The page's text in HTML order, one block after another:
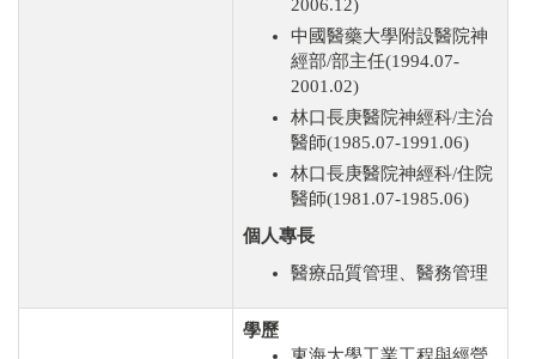
2006.12)
中國醫藥大學附設醫院神
經部/部主任(1994.07-
2001.02)
林口長庚醫院神經科/主治
醫師(1985.07-1991.06)
林口長庚醫院神經科/住院
醫師(1981.07-1985.06)
個人專長
醫療品質管理、醫務管理
學歷